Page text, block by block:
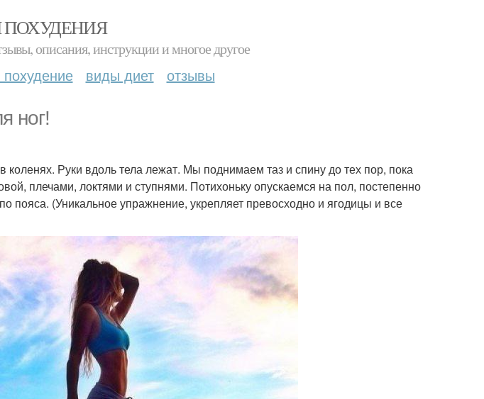
ПОХУДЕНИЯ
описания, инструкции и многое другое
виды диет отзывы
ног!
коленях. Руки вдоль тела лежат. Мы поднимаем таз и спину до тех пор, пока
плечами, локтями и ступнями. Потихоньку опускаемся на пол, постепенно
пояса. (Уникальное упражнение, укрепляет превосходно и ягодицы и все